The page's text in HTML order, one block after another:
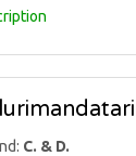
C. & D.